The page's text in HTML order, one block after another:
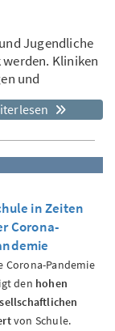
Jugendliche
Kliniken
und
in Zeiten
Corona-
Corona-Pandemie
den hohen
von Schule.